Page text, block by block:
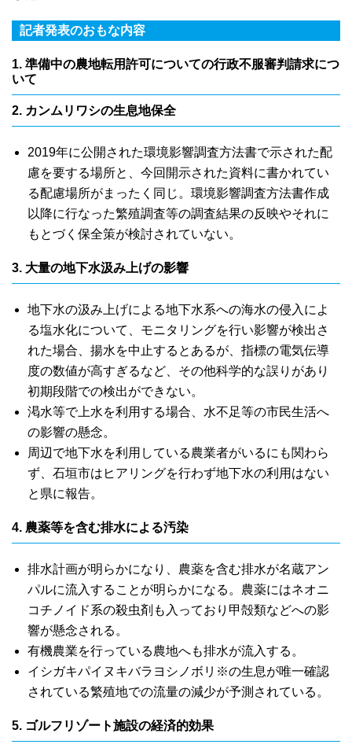
記者発表のおもな内容
1. 準備中の農地転用許可についての行政不服審判請求につ
いて
2. カンムリワシの生息地保全
2019年に公開された環境影響調査方法書で示された配
慮を要する場所と、今回開示された資料に書かれてい
る配慮場所がまったく同じ。環境影響調査方法書作成
以降に行なった繁殖調査等の調査結果の反映やそれに
もとづく保全策が検討されていない。
3. 大量の地下水汲み上げの影響
地下水の汲み上げによる地下水系への海水の侵入によ
る塩水化について、モニタリングを行い影響が検出さ
れた場合、揚水を中止するとあるが、指標の電気伝導
度の数値が高すぎるなど、その他科学的な誤りがあり
初期段階での検出ができない。
渇水等で上水を利用する場合、水不足等の市民生活へ
の影響の懸念。
周辺で地下水を利用している農業者がいるにも関わら
ず、石垣市はヒアリングを行わず地下水の利用はない
と県に報告。
4. 農薬等を含む排水による汚染
排水計画が明らかになり、農薬を含む排水が名蔵アン
パルに流入することが明らかになる。農薬にはネオニ
コチノイド系の殺虫剤も入っており甲殻類などへの影
響が懸念される。
有機農業を行っている農地へも排水が流入する。
イシガキパイヌキバラヨシノボリ※の生息が唯一確認
されている繁殖地での流量の減少が予測されている。
5. ゴルフリゾート施設の経済的効果